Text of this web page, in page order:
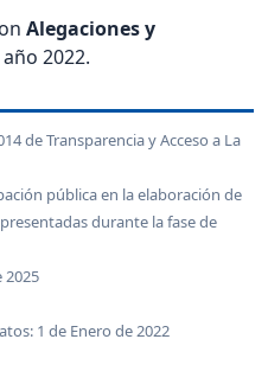
Alegaciones y
2022.
de Transparencia y Acceso a La
pública en la elaboración de
durante la fase de
2025
1 de Enero de 2022